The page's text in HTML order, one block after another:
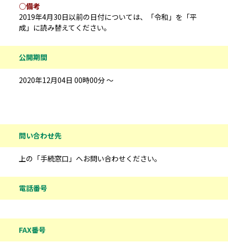
○備考
2019年4月30日以前の日付については、「令和」を「平
成」に読み替えてください。
公開期間
2020年12月04日 00時00分 ～
問い合わせ先
上の「手続窓口」へお問い合わせください。
電話番号
FAX番号